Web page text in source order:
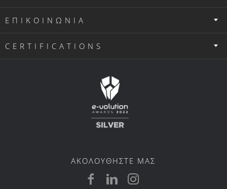
ΕΠΙΚΟΙΝΩΝΙΑ
CERTIFICATIONS
ΑΚΟΛΟΥΘΗΣΤΕ ΜΑΣ